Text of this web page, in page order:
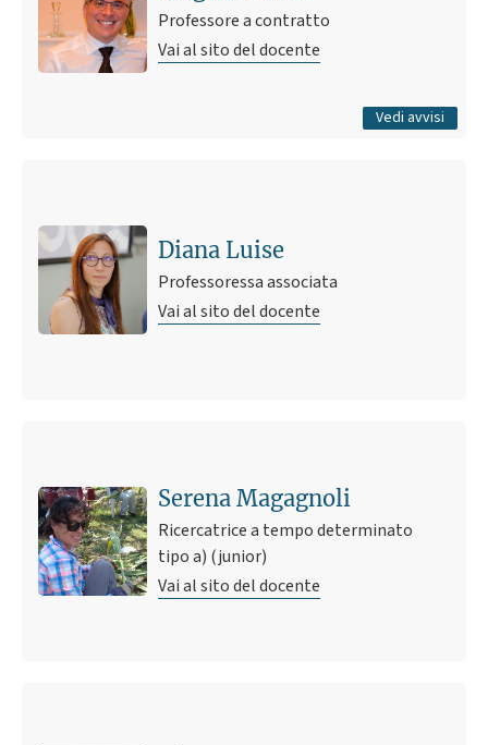
Professore a contratto
Vai al sito del docente
Vedi avvisi
Tutti gli avvisi
Diana Luise
Professoressa associata
Vai al sito del docente
Serena Magagnoli
Ricercatrice a tempo determinato
tipo a) (junior)
Vai al sito del docente